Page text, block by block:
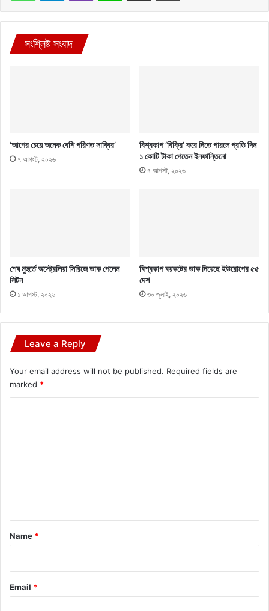
সংশ্লিষ্ট সংবাদ
‘আগের চেয়ে অনেক বেশি পরিণত সাব্বির’
৭ আগস্ট, ২০২৬
বিশ্বকাপ ‘বিক্রি’ করে দিতে পারলে প্রতি দিন
১ কোটি টাকা পেতেন ইনফান্তিনো
৪ আগস্ট, ২০২৬
শেষ মুহুর্তে অস্ট্রেলিয়া সিরিজে ডাক পেলেন
লিটন
১ আগস্ট, ২০২৬
বিশ্বকাপ বয়কটের ডাক দিয়েছে ইউরোপের ৫৫
দেশ
৩০ জুলাই, ২০২৬
Leave a Reply
Your email address will not be published. Required fields are
marked *
*
Name *
Email *